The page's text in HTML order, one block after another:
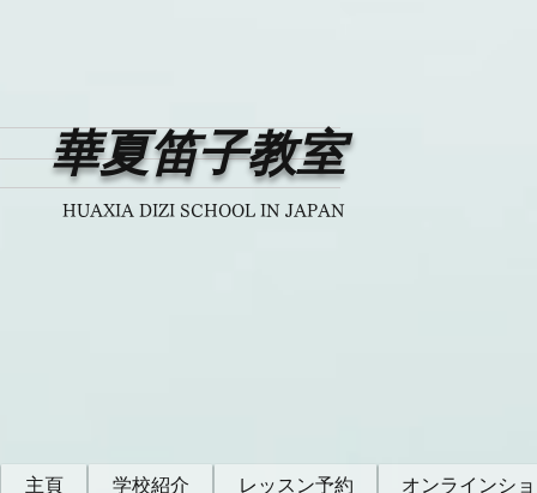
華夏笛子教室
HUAXIA DIZI SCHOOL IN JAPAN
主頁 学校紹介 レッスン予約 オンラインシ